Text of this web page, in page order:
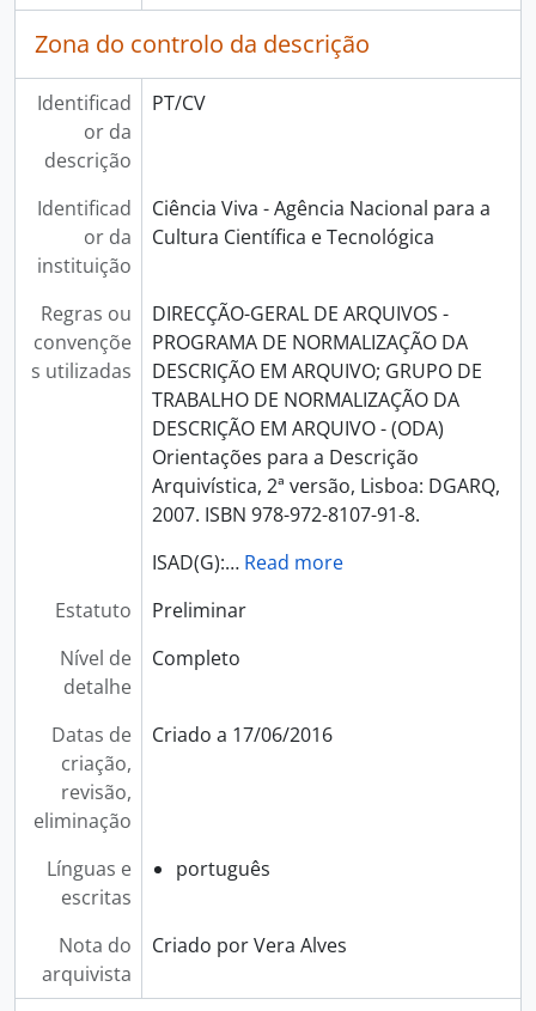
Zona do controlo da descrição
Identificad
or da
descrição
PT/CV
Identificad
or da
instituição
Ciência Viva - Agência Nacional para a
Cultura Científica e Tecnológica
Regras ou
convençõe
s utilizadas
DIRECÇÃO-GERAL DE ARQUIVOS -
PROGRAMA DE NORMALIZAÇÃO DA
DESCRIÇÃO EM ARQUIVO; GRUPO DE
TRABALHO DE NORMALIZAÇÃO DA
DESCRIÇÃO EM ARQUIVO - (ODA)
Orientações para a Descrição
Arquivística, 2ª versão, Lisboa: DGARQ,
2007. ISBN 978-972-8107-91-8.
ISAD(G):… Read more
Estatuto
Preliminar
Nível de
detalhe
Completo
Datas de
criação,
revisão,
eliminação
Criado a 17/06/2016
Línguas e
escritas
português
Nota do
arquivista
Criado por Vera Alves